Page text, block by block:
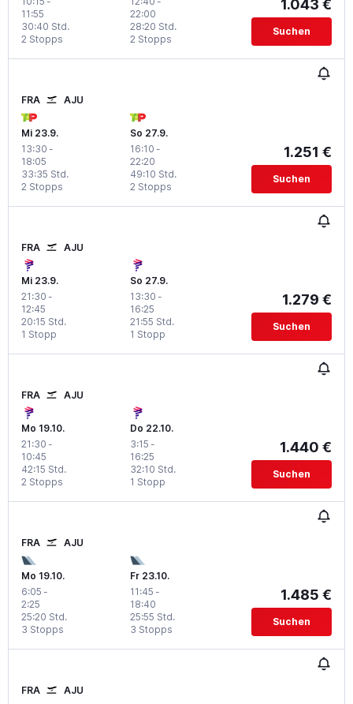
11:55
2 Stopps
30:40 Std.
22:00
2 Stopps
28:20 Std.
1.043 €
Suchen
FRA AJU
Mi 23.9.
13:30 -
18:05
2 Stopps
33:35 Std.
So 27.9.
16:10 -
22:20
2 Stopps
49:10 Std.
1.251 €
Suchen
FRA AJU
Mi 23.9.
21:30 -
12:45
1 Stopp
20:15 Std.
So 27.9.
13:30 -
16:25
1 Stopp
21:55 Std.
1.279 €
Suchen
FRA AJU
Mo 19.10.
21:30 -
10:45
2 Stopps
42:15 Std.
Do 22.10.
3:15 -
16:25
1 Stopp
32:10 Std.
1.440 €
Suchen
FRA AJU
Mo 19.10.
6:05 -
2:25
3 Stopps
25:20 Std.
Fr 23.10.
11:45 -
18:40
3 Stopps
25:55 Std.
1.485 €
Suchen
FRA AJU